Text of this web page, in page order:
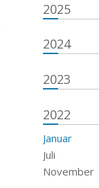
2025
2024
2023
2022
Januar
Juli
November